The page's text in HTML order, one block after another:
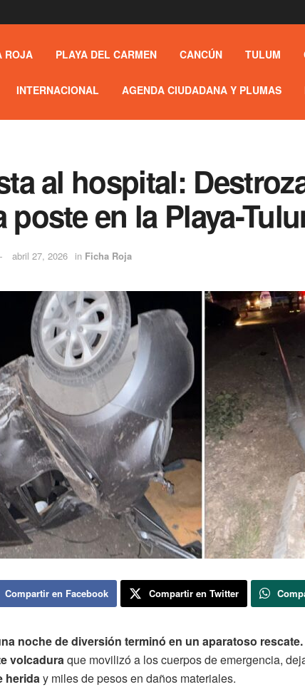
ROJA PLAYA DEL CARMEN CANCÚN TULUM
INTERNACIONAL AGENDA CIUDADANA Y PLUMAS
al hospital:
poste en la Playa-
abril 27, 2026 in Ficha Roja
Compartir en Facebook Compartir en Twitter
noche de diversión terminó en un aparatoso rescate.
volcaduraque movilizó a los cuerpos de emergencia,
heriday miles de pesos en daños materiales.